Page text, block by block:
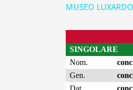
MUSEO
SINGOLARE
Nom.
Gen.
Dat.